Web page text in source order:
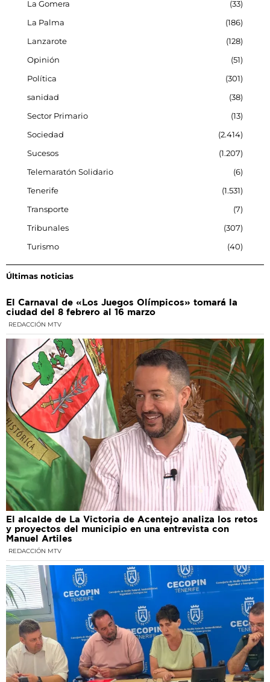
La Gomera
33
La Palma
186
Lanzarote
128
Opinión
51
Política
301
sanidad
38
Sector Primario
13
Sociedad
2.414
Sucesos
1.207
Telemaratón Solidario
6
Tenerife
1.531
Transporte
7
Tribunales
307
Turismo
40
Últimas noticias
El Carnaval de «Los Juegos Olímpicos» tomará la
ciudad del 8 febrero al 16 marzo
REDACCIÓN MTV
El alcalde de La Victoria de Acentejo analiza los retos
y proyectos del municipio en una entrevista con
Manuel Artiles
REDACCIÓN MTV